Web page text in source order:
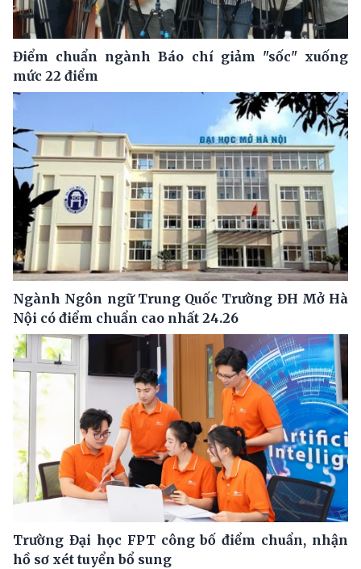
Điểm chuẩn ngành Báo chí giảm "sốc" xuống
mức 22 điểm
Ngành Ngôn ngữ Trung Quốc Trường ĐH Mở Hà
Nội có điểm chuẩn cao nhất 24.26
Trường Đại học FPT công bố điểm chuẩn, nhận
hồ sơ xét tuyển bổ sung